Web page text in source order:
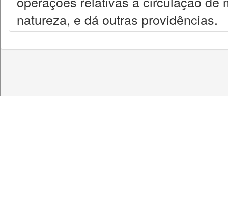
natureza, e dá outras providências.